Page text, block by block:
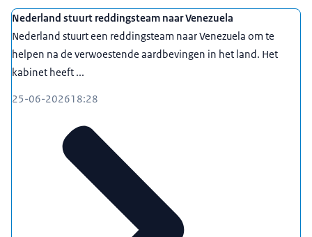
Nederland stuurt reddingsteam naar Venezuela
Nederland stuurt een reddingsteam naar Venezuela om te
helpen na de verwoestende aardbevingen in het land. Het
kabinet heeft ...
25-06-202618:28